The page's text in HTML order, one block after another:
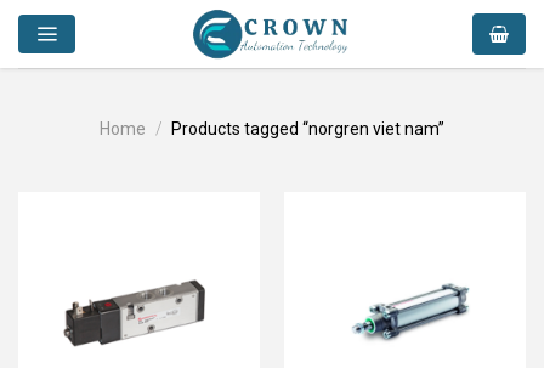
Skip
content
Home / Products tagged “norgren viet nam”